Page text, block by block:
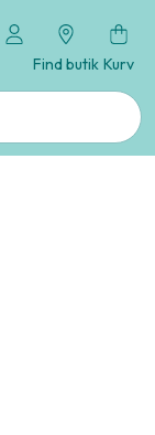
Find butik Kurv